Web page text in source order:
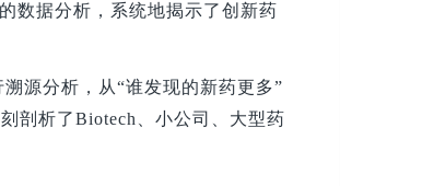
数据分析，系统地揭示了创新药
源分析，从“谁发现的新药更多”
剖析了Biotech、小公司、大型药